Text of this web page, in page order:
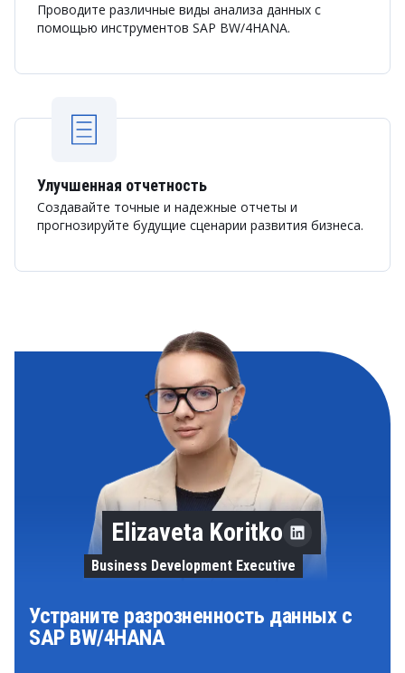
Проводите различные виды анализа данных с
помощью инструментов SAP BW/4HANA.
Улучшенная отчетность
Создавайте точные и надежные отчеты и
прогнозируйте будущие сценарии развития бизнеса.
Устраните разрозненность данных с
SAP BW/4HANA
Elizaveta Koritko
Business Development Executive